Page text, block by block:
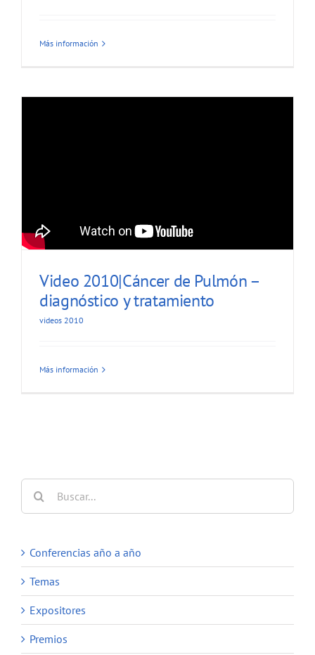
Más información
Video 2010|Cáncer de Pulmón –
diagnóstico y tratamiento
videos 2010
Más información
Buscar:
Conferencias año a año
Temas
Expositores
Premios